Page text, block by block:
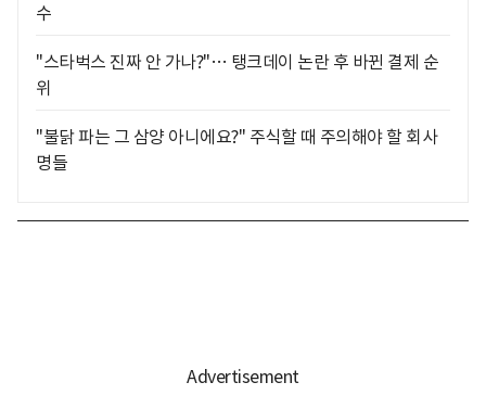
수
"스타벅스 진짜 안 가나?"… 탱크데이 논란 후 바뀐 결제 순
위
"불닭 파는 그 삼양 아니에요?" 주식할 때 주의해야 할 회사
명들